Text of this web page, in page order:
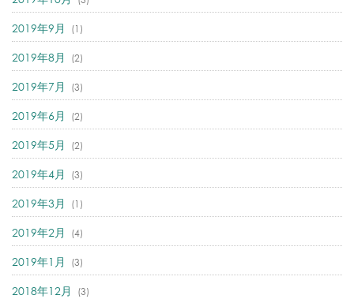
2019年9月 (1)
2019年8月 (2)
2019年7月 (3)
2019年6月 (2)
2019年5月 (2)
2019年4月 (3)
2019年3月 (1)
2019年2月 (4)
2019年1月 (3)
2018年12月 (3)